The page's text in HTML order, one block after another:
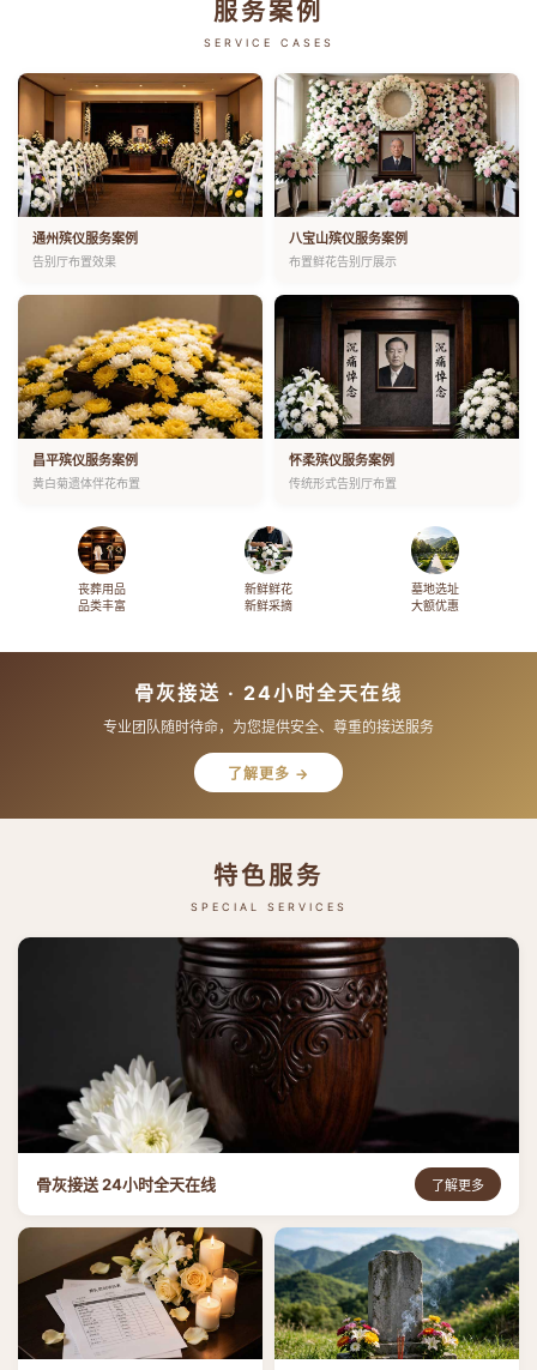
服务案例
SERVICE CASES
通州殡仪服务案例
告别厅布置效果
八宝山殡仪服务案例
布置鲜花告别厅展示
昌平殡仪服务案例
黄白菊遗体伴花布置
怀柔殡仪服务案例
传统形式告别厅布置
丧葬用品
品类丰富
新鲜鲜花
新鲜采摘
墓地选址
大额优惠
骨灰接送 · 24小时全天在线
专业团队随时待命，为您提供安全、尊重的接送服务
了解更多 →
特色服务
SPECIAL SERVICES
骨灰接送 24小时全天在线 了解更多